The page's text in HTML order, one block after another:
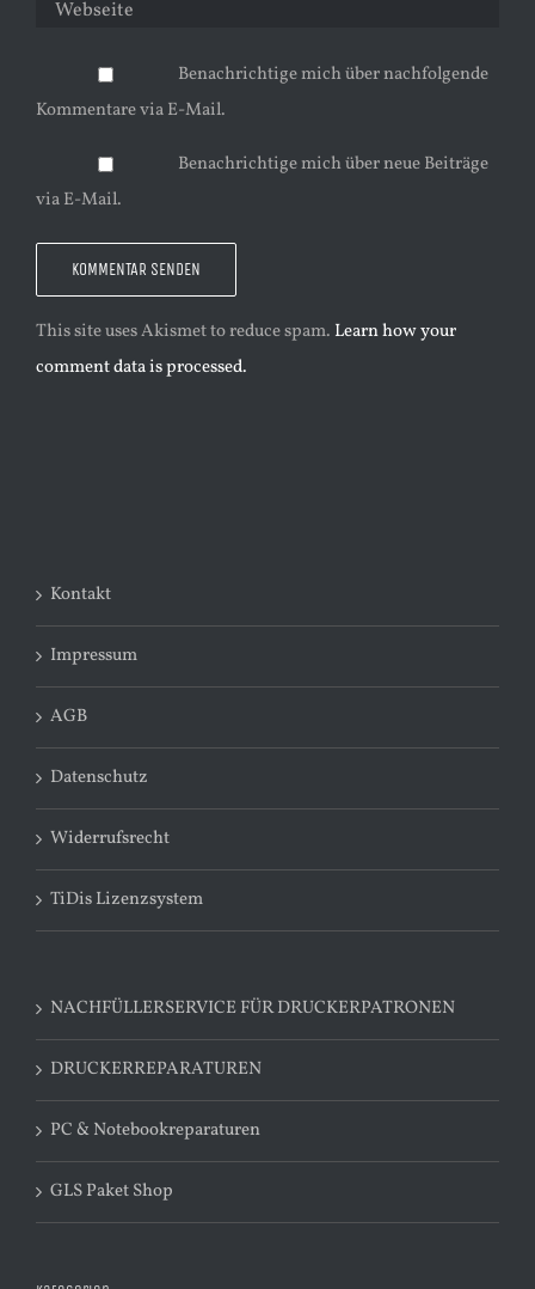
Benachrichtige mich über nachfolgende
Kommentare via E-Mail.
Benachrichtige mich über neue Beiträge
via E-Mail.
This site uses Akismet to reduce spam. Learn how your
comment data is processed.
Kontakt
Impressum
AGB
Datenschutz
Widerrufsrecht
TiDis Lizenzsystem
NACHFÜLLERSERVICE FÜR DRUCKERPATRONEN
DRUCKERREPARATUREN
PC & Notebookreparaturen
GLS Paket Shop